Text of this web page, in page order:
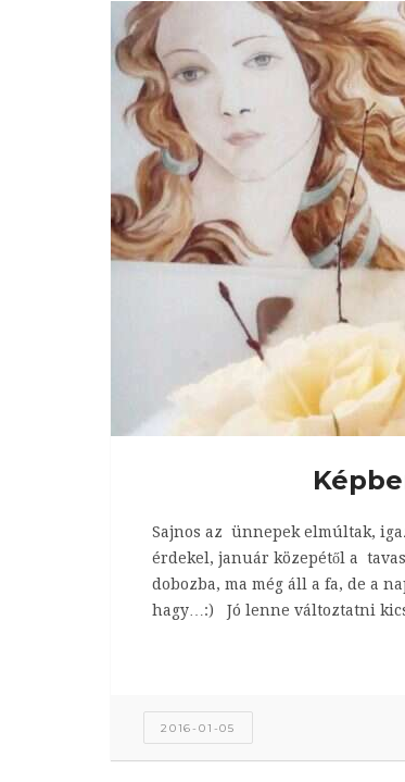
Sajnos az ünnepek elmúltak,
érdekel, január közepétől a
dobozba, ma még áll a fa, de a
hagy…:) Jó lenne változtatni
2016-01-05